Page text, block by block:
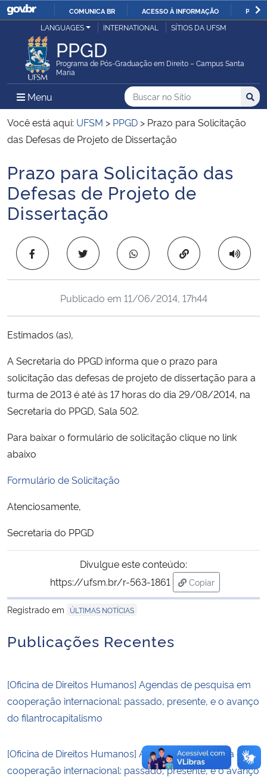
IR
O
COMUNICA BR ACESSO À INFORMAÇÃO
Ministério da Justiça e Segurança Pública
Ministério da Defesa
Ministério das Relações Exteriores
Ministério da Infraestrutura
Ministério da Agricultura, Pecuária e Abastecimento
Ministério da Educação
Ministério de Minas e Energia
Ministério do Turismo
Ministério da Mulher, da Família e dos Direitos Humanos
Banco Central do Brasil
Planalto
LANGUAGES INTERNATIONAL SÍTIOS DA UFSM
PPGD
Programa de Pós-Graduação em Direito – Campus Santa
Maria
Menu Menu Principal do Sítio
Busca
Buscar no no Sítio
Busca:
Você está aqui: UFSM > PPGD > Prazo para Solicitação
das Defesas de Projeto de Dissertação
Início do conteúdo
Prazo para Solicitação das
Defesas de Projeto de
Dissertação
Copiar para área
Publicado em 11/06/2014, 17h44
Estimados (as),
A Secretaria do PPGD informa que o prazo para
solicitação das defesas de projeto de dissertação para a
turma de 2013 é até às 17 horas do dia 29/08/2014, na
Secretaria do PPGD, Sala 502.
Para baixar o formulário de solicitação clique no link
abaixo
Formulário de Solicitação
Atenciosamente,
Secretaria do PPGD
Divulgue este conteúdo:
https://ufsm.br/r-563-1861
Copiar
para área de
Registrado em
ÚLTIMAS NOTÍCIAS
Publicações Recentes
[Oficina de Direitos Humanos] Agendas de pesquisa em
cooperação internacional: passado, presente, e o avanço
do filantrocapitalismo
[Oficina de Direitos Humanos] Agendas de pesquisa em
cooperação internacional: passado, presente, e o avanço